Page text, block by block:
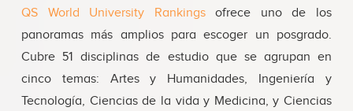
QS World University Rankingsofrece uno de los
panoramas más amplios para escoger un posgrado.
Cubre 51 disciplinas de estudio que se agrupan en
cinco temas: Artes y Humanidades, Ingeniería y
Tecnología, Ciencias de la vida y Medicina, y Ciencias